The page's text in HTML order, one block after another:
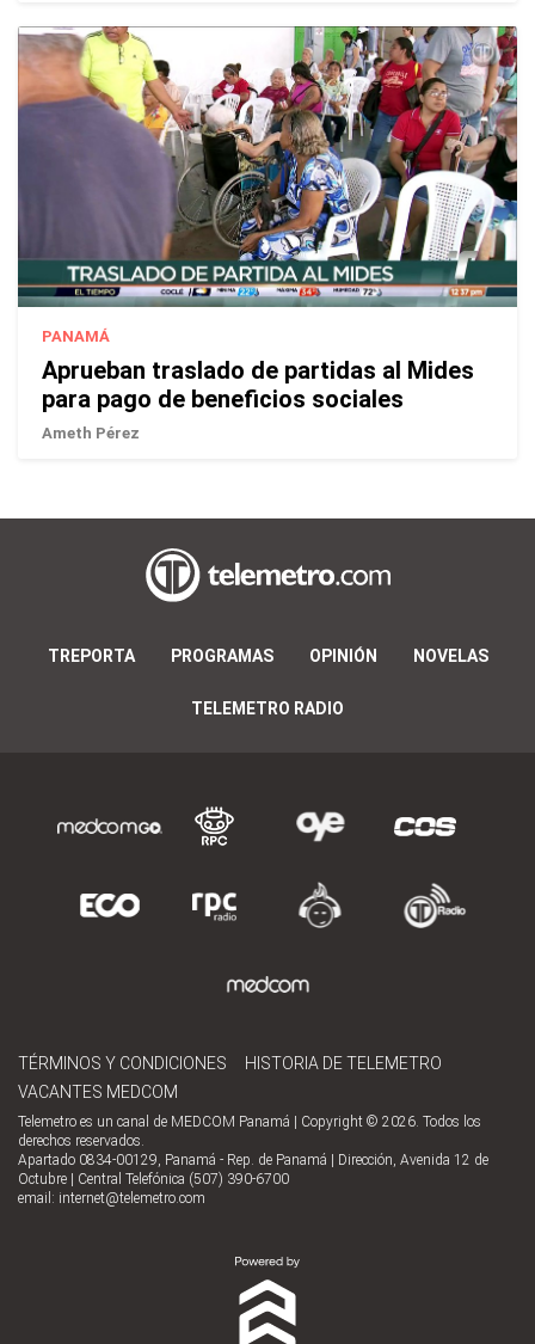
PANAMÁ
Aprueban traslado de partidas al Mides
para pago de beneficios sociales
Ameth Pérez
TREPORTA PROGRAMAS OPINIÓN NOVELAS
TELEMETRO RADIO
TÉRMINOS Y CONDICIONES
HISTORIA DE TELEMETRO
VACANTES MEDCOM
Telemetro es un canal de MEDCOM Panamá | Copyright © 2026. Todos los
derechos reservados.
Apartado 0834-00129, Panamá - Rep. de Panamá | Dirección, Avenida 12 de
Octubre | Central Telefónica (507) 390-6700
email: internet@telemetro.com